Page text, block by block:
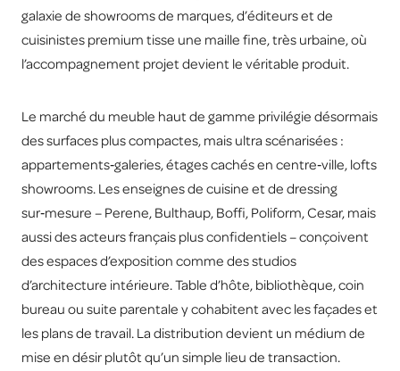
galaxie de showrooms de marques, d’éditeurs et de
cuisinistes premium tisse une maille fine, très urbaine, où
l’accompagnement projet devient le véritable produit.
Le marché du meuble haut de gamme privilégie désormais
des surfaces plus compactes, mais ultra scénarisées :
appartements‑galeries, étages cachés en centre‑ville, lofts
showrooms. Les enseignes de cuisine et de dressing
sur‑mesure – Perene, Bulthaup, Boffi, Poliform, Cesar, mais
aussi des acteurs français plus confidentiels – conçoivent
des espaces d’exposition comme des studios
d’architecture intérieure. Table d’hôte, bibliothèque, coin
bureau ou suite parentale y cohabitent avec les façades et
les plans de travail. La distribution devient un médium de
mise en désir plutôt qu’un simple lieu de transaction.